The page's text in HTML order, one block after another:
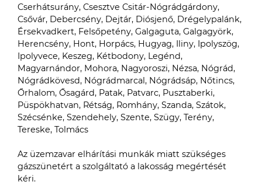
Cserhátsurány, Csesztve Csitár-Nógrádgárdony,
Csővár, Debercsény, Dejtár, Diósjenő, Drégelypalánk,
Érsekvadkert, Felsőpetény, Galgaguta, Galgagyörk,
Herencsény, Hont, Horpács, Hugyag, Iliny, Ipolyszög,
Ipolyvece, Keszeg, Kétbodony, Legénd,
Magyarnándor, Mohora, Nagyoroszi, Nézsa, Nógrád,
Nógrádkövesd, Nógrádmarcal, Nógrádsáp, Nőtincs,
Őrhalom, Ősagárd, Patak, Patvarc, Pusztaberki,
Püspökhatvan, Rétság, Romhány, Szanda, Szátok,
Szécsénke, Szendehely, Szente, Szügy, Terény,
Tereske, Tolmács
Az üzemzavar elhárítási munkák miatt szükséges
gázszünetért a szolgáltató a lakosság megértését
kéri.